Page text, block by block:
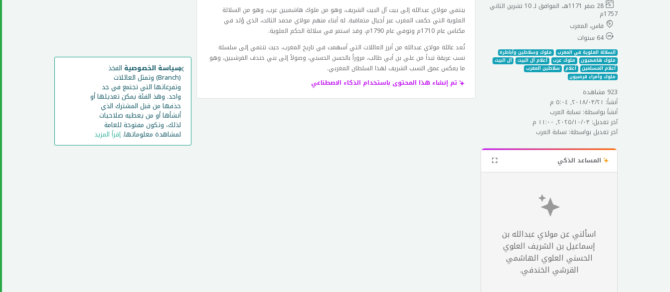
28 صفر 1171هـ، الموافق لـ 10 تشرين الثاني
1757م
فاس، المغرب
السلالة العلوية في المغرب
ملوك وسلاطين وأباطرة
ملوك هاشميون
ملوك عرب أعلام آل البيت
آل البيت
أعلام المسلمين
أعلام
سلاطين المغرب
ملوك وأمراء قرشيون
923 مشاهدة
أنشأ: ٢١‏/٠٣‏/٢٠١٨, ٥:٠٤ م
أنشأ بواسطة: نسابة العرب
آخر تغديل: ٠٣‏/١٠‏/٢٠٢٥, ١١:٠٠ م
آخر تغديل بواسطة: نسابة العرب
المساعد الذكي
اسألني عن مولاي عبدالله بن
إسماعيل بن الشريف العلوي
الحسني العلوي الهاشمي
القرشي الخندفي.
ينتمي مولاي عبدالله إلى بيت آل البيت الشريف، وهو من ملوك هاشميين عرب، وهو من السلالة
العلوية التي حكمت المغرب عبر أجيال متعاقبة. له أبناء منهم مولاي محمد الثالث، الذي وُلد في
مكناس عام 1710م وتوفي عام 1790م، وقد استمر في سلالة الحكم العلوية.
تُعد عائلة مولاي عبدالله من أبرز العائلات التي أسهمت في تاريخ المغرب، حيث تنتمي إلى سلسلة
نسب عريقة تبدأ من علي بن أبي طالب، مروراً بالحسن الحسني، وصولاً إلى بني خندف القرشيين، وهو
ما يعكس عمق النسب الشريف لهذا السلطان المغربي.
تم إنشاء هذا المحتوى باستخدام الذكاء الاصطناعي
سياسة الخصوصية الفخذ
(Branch) وتمثل العائلات
وتفرعاتها التي تجتمع في جد
واحد. وهذ الفئة يمكن تعديلها أو
حذفها من قبل المشترك الذي
أنشأها أو من يعطيه صلاحيات
لذلك، وتكون مفتوحة للعامة
لمشاهدة معلوماتها.إقرأ المزيد
×